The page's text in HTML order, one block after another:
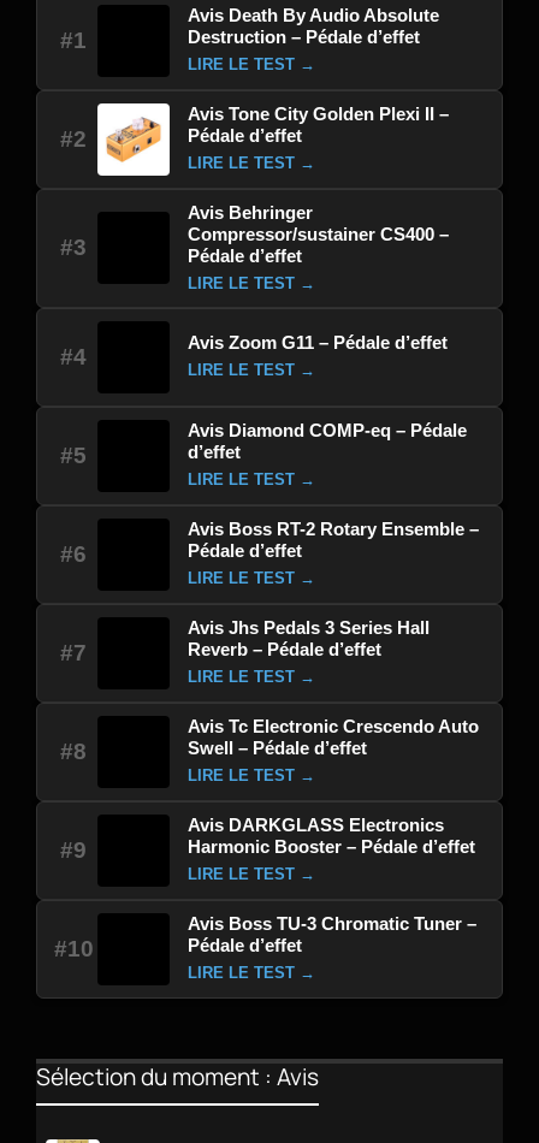
#1
Avis Death By Audio Absolute
Destruction – Pédale d’effet
LIRE LE TEST →
#2
Avis Tone City Golden Plexi II –
Pédale d’effet
LIRE LE TEST →
#3
Avis Behringer
Compressor/sustainer CS400 –
Pédale d’effet
LIRE LE TEST →
#4
Avis Zoom G11 – Pédale d’effet
LIRE LE TEST →
#5
Avis Diamond COMP-eq – Pédale
d’effet
LIRE LE TEST →
#6
Avis Boss RT-2 Rotary Ensemble –
Pédale d’effet
LIRE LE TEST →
#7
Avis Jhs Pedals 3 Series Hall
Reverb – Pédale d’effet
LIRE LE TEST →
#8
Avis Tc Electronic Crescendo Auto
Swell – Pédale d’effet
LIRE LE TEST →
#9
Avis DARKGLASS Electronics
Harmonic Booster – Pédale d’effet
LIRE LE TEST →
#10
Avis Boss TU-3 Chromatic Tuner –
Pédale d’effet
LIRE LE TEST →
Sélection du moment : Avis